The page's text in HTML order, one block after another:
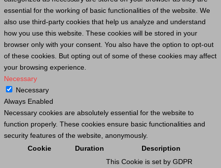
essential for the working of basic functionalities of the website. We
also use third-party cookies that help us analyze and understand
how you use this website. These cookies will be stored in your
browser only with your consent. You also have the option to opt-out
of these cookies. But opting out of some of these cookies may affect
your browsing experience.
Necessary
Necessary
Always Enabled
Necessary cookies are absolutely essential for the website to
function properly. These cookies ensure basic functionalities and
security features of the website, anonymously.
Cookie
Duration Description
This Cookie is set by GDPR